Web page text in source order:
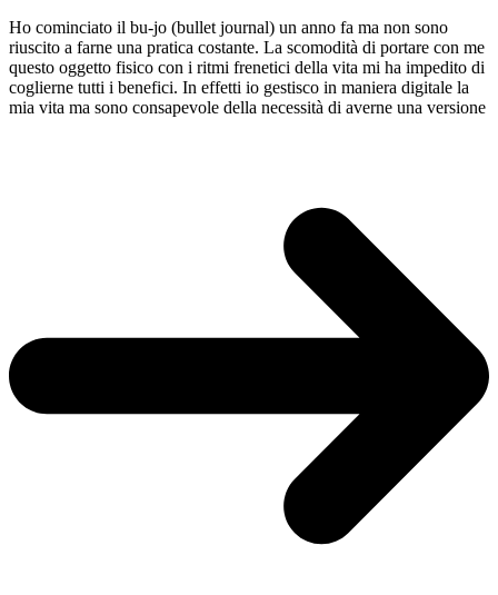
Ho cominciato il bu-jo (bullet journal) un anno fa ma non sono
riuscito a farne una pratica costante. La scomodità di portare con me
questo oggetto fisico con i ritmi frenetici della vita mi ha impedito di
coglierne tutti i benefici. In effetti io gestisco in maniera digitale la
mia vita ma sono consapevole della necessità di averne una versione